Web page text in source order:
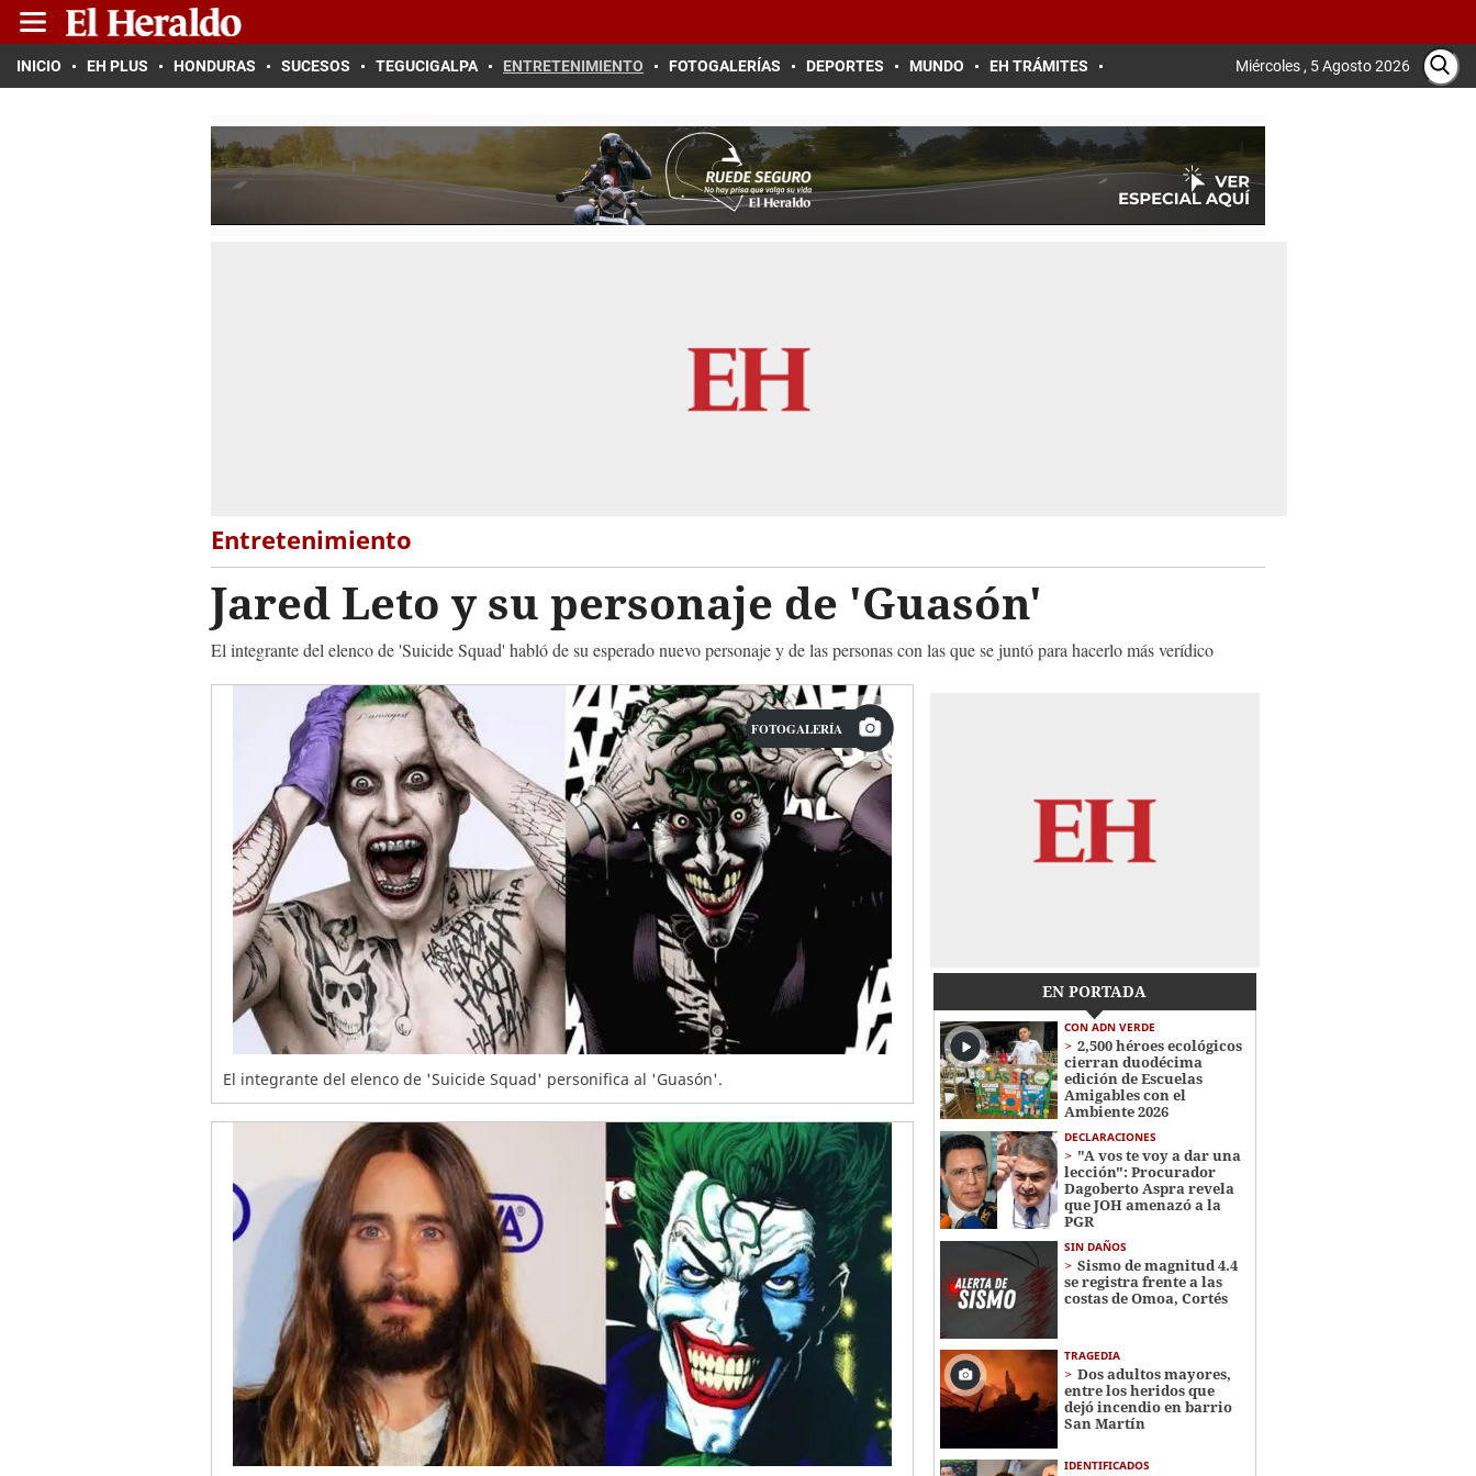
INICIO EH PLUS HONDURAS SUCESOS TEGUCIGALPA ENTRETENIMIENTO FOTOGALERÍAS DEPORTES MUNDO EH TRÁMITES Miércoles , 5 Agosto 2026
Entretenimiento
Jared Leto y su personaje de 'Guasón'
El integrante del elenco de 'Suicide Squad' habló de su esperado nuevo personaje y de las personas con las que se juntó para hacerlo más verídico
FOTOGALERÍA
El integrante del elenco de 'Suicide Squad' personifica al 'Guasón'.
EN PORTADA
CON ADN VERDE
2,500 héroes ecológicos
cierran duodécima
edición de Escuelas
Amigables con el
Ambiente 2026
DECLARACIONES
"A vos te voy a dar una
lección": Procurador
Dagoberto Aspra revela
que JOH amenazó a la
PGR
SIN DAÑOS
Sismo de magnitud 4.4
se registra frente a las
costas de Omoa, Cortés
TRAGEDIA
Dos adultos mayores,
entre los heridos que
dejó incendio en barrio
San Martín
IDENTIFICADOS